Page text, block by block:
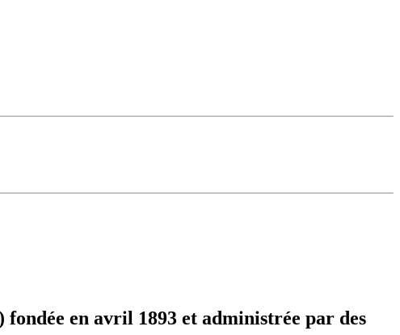
en avril 1893 et administrée par des